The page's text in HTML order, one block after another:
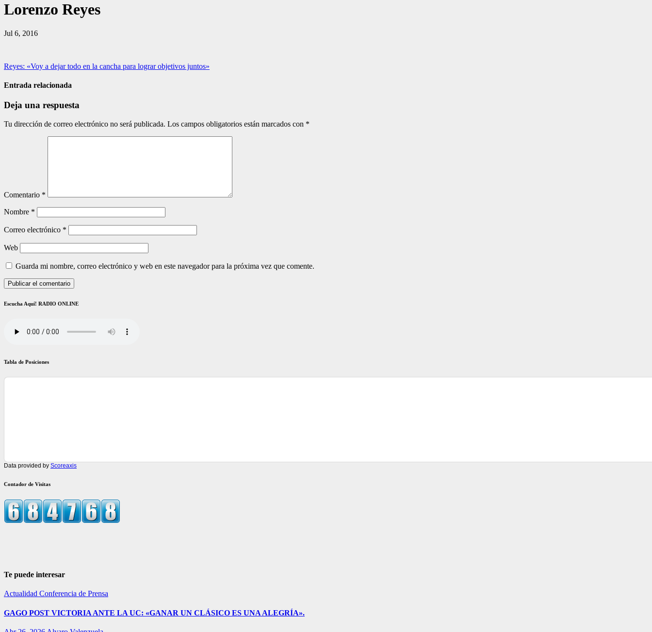
Lorenzo Reyes
Jul 6, 2016
Navegación
de
Reyes: «Voy a dejar todo en la cancha para lograr objetivos juntos»
Entrada relacionada
Deja una respuesta
Tu dirección de correo electrónico no será publicada. Los campos obligatorios están marcados con *
Comentario *
Nombre *
Correo electrónico *
Web
Guarda mi nombre, correo electrónico y web en este navegador para la próxima vez que comente.
Escucha Aquí! RADIO ONLINE
Tabla de Posiciones
Data provided by Scoreaxis
Contador de Visitas
Te puede interesar
Actualidad Conferencia de Prensa
GAGO POST VICTORIA ANTE LA UC: «GANAR UN CLÁSICO ES UNA ALEGRÍA».